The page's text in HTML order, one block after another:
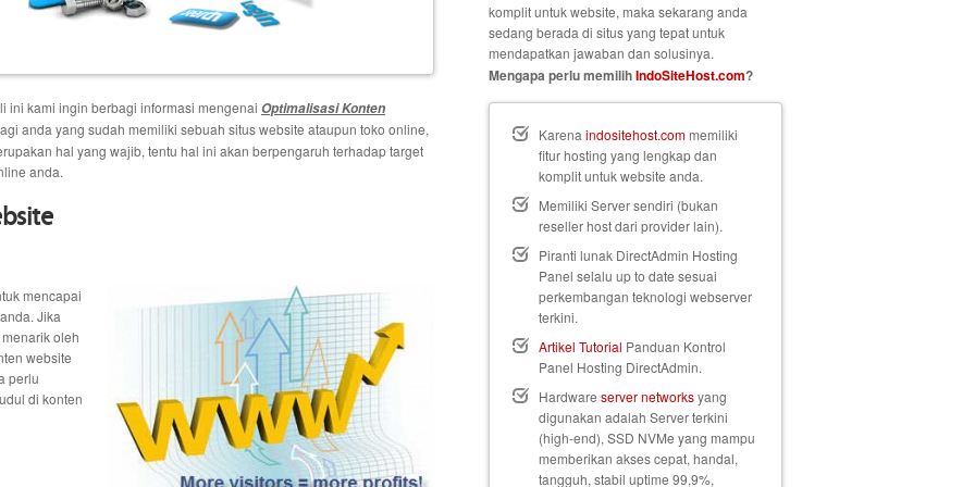
ini kami ingin berbagi informasi mengenai Optimalisasi Konten
anda yang sudah memiliki sebuah situs website ataupun toko online,
hal yang wajib, tentu hal ini akan berpengaruh terhadap target
anda.
mencapai
Jika
oleh
website
perlu
di konten
komplit untuk website, maka sekarang anda
sedang berada di situs yang tepat untuk
mendapatkan jawaban dan solusinya.
Mengapa perlu memilihIndoSiteHost.com?
Karena indositehost.commemiliki
fitur hosting yang lengkap dan
komplit untuk website anda.
Memiliki Server sendiri (bukan
reseller host dari provider lain).
Piranti lunak DirectAdmin Hosting
Panel selalu up to date sesuai
perkembangan teknologi webserver
terkini.
Artikel Tutorial Panduan Kontrol
Panel Hosting DirectAdmin.
Hardware server networksyang
digunakan adalah Server terkini
(high-end), SSD NVMe yang mampu
memberikan akses cepat, handal,
tangguh, stabil uptime 99,9%,